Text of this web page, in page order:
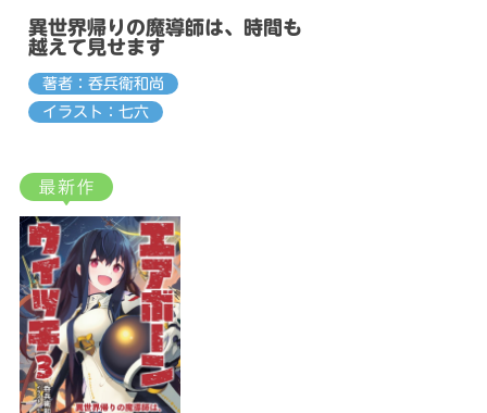
異世界帰りの魔導師は、時間も
越えて見せます
著者：呑兵衛和尚
イラスト：七六